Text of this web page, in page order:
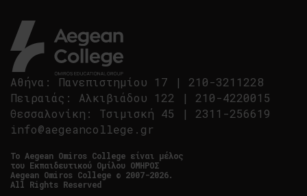
Αθήνα : Πανεπιστημίου 17 | 210-3211228
Πειραιάς : Αλκιβιάδου 122 | 210-4220015
Θεσσαλονίκη : Τσιμισκή 45 | 2311-256619
info@aegeancollege.gr
Tο Aegean Omiros College είναι μέλος
του Εκπαιδευτικού Ομίλου ΟΜΗΡΟΣ
Aegean Omiros College © 2007-2026.
All Rights Reserved